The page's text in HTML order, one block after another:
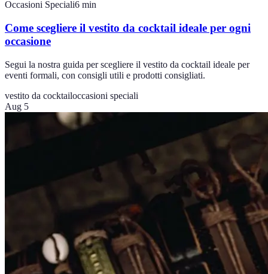
Occasioni Speciali6 min
Come scegliere il vestito da cocktail ideale per ogni
occasione
Segui la nostra guida per scegliere il vestito da cocktail ideale per
eventi formali, con consigli utili e prodotti consigliati.
vestito da cocktailoccasioni speciali
Aug 5